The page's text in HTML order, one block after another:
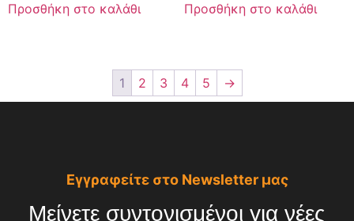
Προσθήκη στο καλάθι Προσθήκη στο καλάθι
1 2 3 4 5 →
Εγγραφείτε στο Newsletter μας
Μείνετε συντονισμένοι για νέες